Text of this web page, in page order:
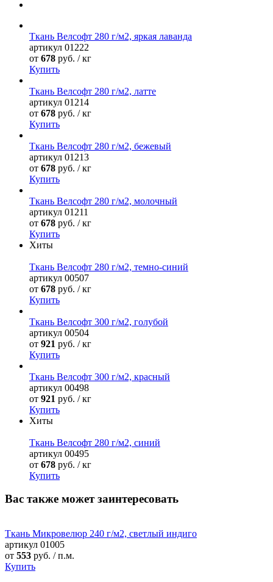
Ткань Велсофт 280 г/м2, яркая лаванда
артикул 01222
от 678 руб. / кг
Купить
Ткань Велсофт 280 г/м2, латте
артикул 01214
от 678 руб. / кг
Купить
Ткань Велсофт 280 г/м2, бежевый
артикул 01213
от 678 руб. / кг
Купить
Ткань Велсофт 280 г/м2, молочный
артикул 01211
от 678 руб. / кг
Купить
Хиты
Ткань Велсофт 280 г/м2, темно-синий
артикул 00507
от 678 руб. / кг
Купить
Ткань Велсофт 300 г/м2, голубой
артикул 00504
от 921 руб. / кг
Купить
Ткань Велсофт 300 г/м2, красный
артикул 00498
от 921 руб. / кг
Купить
Хиты
Ткань Велсофт 280 г/м2, синий
артикул 00495
от 678 руб. / кг
Купить
Вас также может заинтересовать
Ткань Микровелюр 240 г/м2, светлый индиго
артикул 01005
от 553 руб. / п.м.
Купить